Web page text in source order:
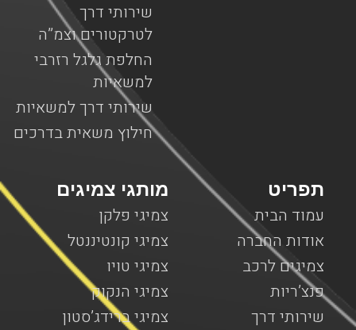
שירותי דרך
לטרקטורים וצמ”ה
החלפת גלגל רזרבי
למשאיות
שירותי דרך למשאיות
חילוץ משאית בדרכים
מותגי צמיגים
צמיגי פלקן
צמיגי קונטיננטל
צמיגי טויו
צמיגי הנקוק
צמיגי ברידג’סטון
תפריט
עמוד הבית
אודות החברה
צמיגים לרכב
פנצ’ריות
שירותי דרך